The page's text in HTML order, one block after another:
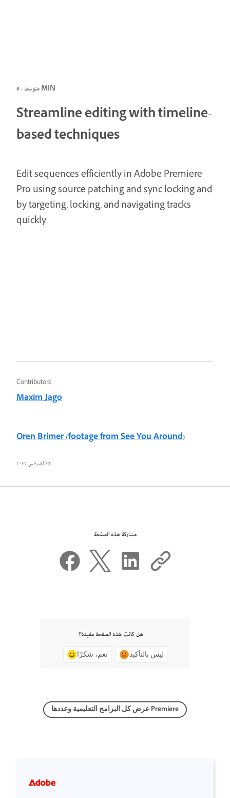
متوسط · 8 MIN
Streamline editing with timeline-
based techniques
Edit sequences efficiently in Adobe Premiere
Pro using source patching and sync locking and
by targeting, locking, and navigating tracks
quickly.
Contributors
Maxim Jago
Oren Brimer (footage from See You Around)
٢٥ أغسطس ٢٠٢٢
مشاركة هذه الصفحة
هل كانت هذه الصفحة مفيدة؟
نعم، شكرًا ليس بالتأكيد
عرض كل البرامج التعليمية وعددها Premiere